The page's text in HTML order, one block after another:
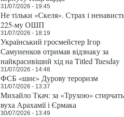
31/07/2026 - 19:45
Не тільки «Скеля». Страх і
225-му ОШП
31/07/2026 - 18:19
Український гросмейстер Ігор
Самуненков отримав відзнаку за
найкрасивіший хід на Titled Tuesday
31/07/2026 - 14:48
ФСБ «шиє» Дурову тероризм
31/07/2026 - 13:37
Михайло Ткач: за «Трухою» стирчать
вуха Арахамії і Єрмака
30/07/2026 - 13:49